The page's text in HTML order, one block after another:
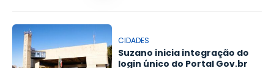
CIDADES
Suzano inicia integração do
login único do Portal Gov.br